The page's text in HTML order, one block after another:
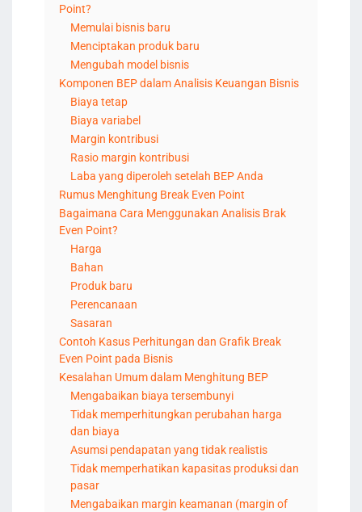
Point?
Memulai bisnis baru
Menciptakan produk baru
Mengubah model bisnis
Komponen BEP dalam Analisis Keuangan Bisnis
Biaya tetap
Biaya variabel
Margin kontribusi
Rasio margin kontribusi
Laba yang diperoleh setelah BEP Anda
Rumus Menghitung Break Even Point
Bagaimana Cara Menggunakan Analisis Brak
Even Point?
Harga
Bahan
Produk baru
Perencanaan
Sasaran
Contoh Kasus Perhitungan dan Grafik Break
Even Point pada Bisnis
Kesalahan Umum dalam Menghitung BEP
Mengabaikan biaya tersembunyi
Tidak memperhitungkan perubahan harga
dan biaya
Asumsi pendapatan yang tidak realistis
Tidak memperhatikan kapasitas produksi dan
pasar
Mengabaikan margin keamanan (margin of